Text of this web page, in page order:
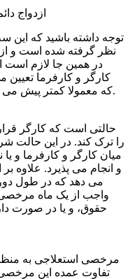
۱ – ازدواج دائم ۲ – فوت همسر، پدر، مادر و
توجه داشته باشید که این
نظر گرفته شده است و
در همین جا لازم است
کارگر و کارفرما
که معمولا کمتر پیش می آید – مرجع رسیدگی اداره کار خواهد بود.
حالتی است که کارگر
را ترک کند. در این حالت
میان کارگر و کارفرما و
می دهد که در طول
واجب از یک ماه مرخصی
حقوق، و یا در صورت
مرخصی استعلاجی به
تفاوت عمده این مرخصی